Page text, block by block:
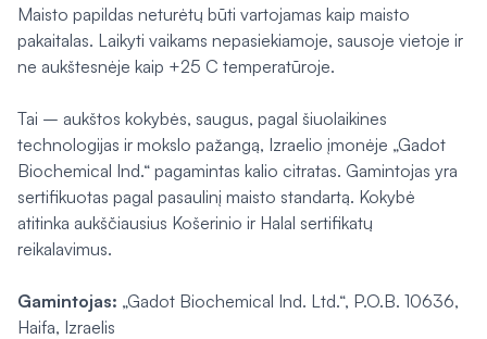
Maisto papildas neturėtų būti vartojamas kaip maisto
pakaitalas. Laikyti vaikams nepasiekiamoje, sausoje vietoje ir
ne aukštesnėje kaip +25 C temperatūroje.
Tai – aukštos kokybės, saugus, pagal šiuolaikines
technologijas ir mokslo pažangą, Izraelio įmonėje „Gadot
Biochemical Ind.“ pagamintas kalio citratas. Gamintojas yra
sertifikuotas pagal pasaulinį maisto standartą. Kokybė
atitinka aukščiausius Košerinio ir Halal sertifikatų
reikalavimus.
Gamintojas: „Gadot Biochemical Ind. Ltd.“, P.O.B. 10636,
Haifa, Izraelis